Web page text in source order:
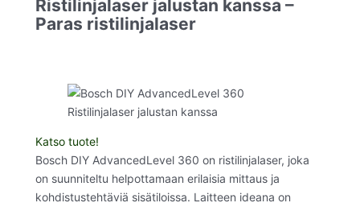
Ristilinjalaser jalustan kanssa –
Paras ristilinjalaser
Katso tuote!
Bosch DIY AdvancedLevel 360 on ristilinjalaser, joka
on suunniteltu helpottamaan erilaisia mittaus ja
kohdistustehtäviä sisätiloissa. Laitteen ideana on